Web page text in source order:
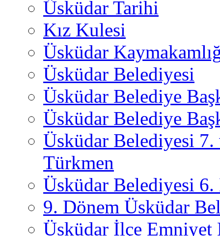
Üsküdar Tarihi
Kız Kulesi
Üsküdar
Üsküdar Belediyesi
Üsküdar Belediye
Üsküdar Belediye
Üsküdar Belediyesi
Türkmen
Üsküdar Belediyesi 6.
9. Dönem Üsküdar
Üsküdar İlçe